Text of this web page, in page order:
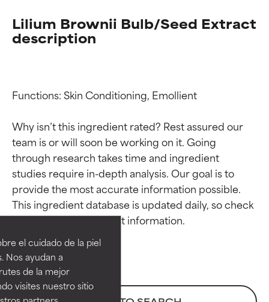
el cuidado de la piel
Nos ayudan a
de la mejor
visites nuestro sitio
Lilium Brownii Bulb/Seed Extract
description
Functions: Skin Conditioning, Emollient
Why isn’t this ingredient rated? Rest assured our
team is or will soon be working on it. Going
through research takes time and ingredient
studies require in-depth analysis. Our goal is to
provide the most accurate information possible.
This ingredient database is updated daily, so check
Calificaciones de
ingredientes
EXCELENTE
Ingrediente sobresaliente con
beneficios reales para la piel. Su
eficacia está demostrada y
Calificaciones de
ingredientes
EXCELENTE
Ingrediente sobresaliente con
beneficios reales para la piel. Su
eficacia está demostrada y